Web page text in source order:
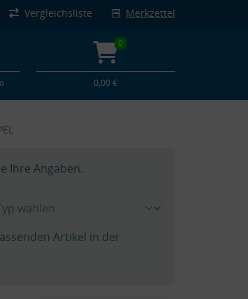
Vergleichsliste Merkzettel
0
0,00 €
Ihre Angaben.
Artikel in der